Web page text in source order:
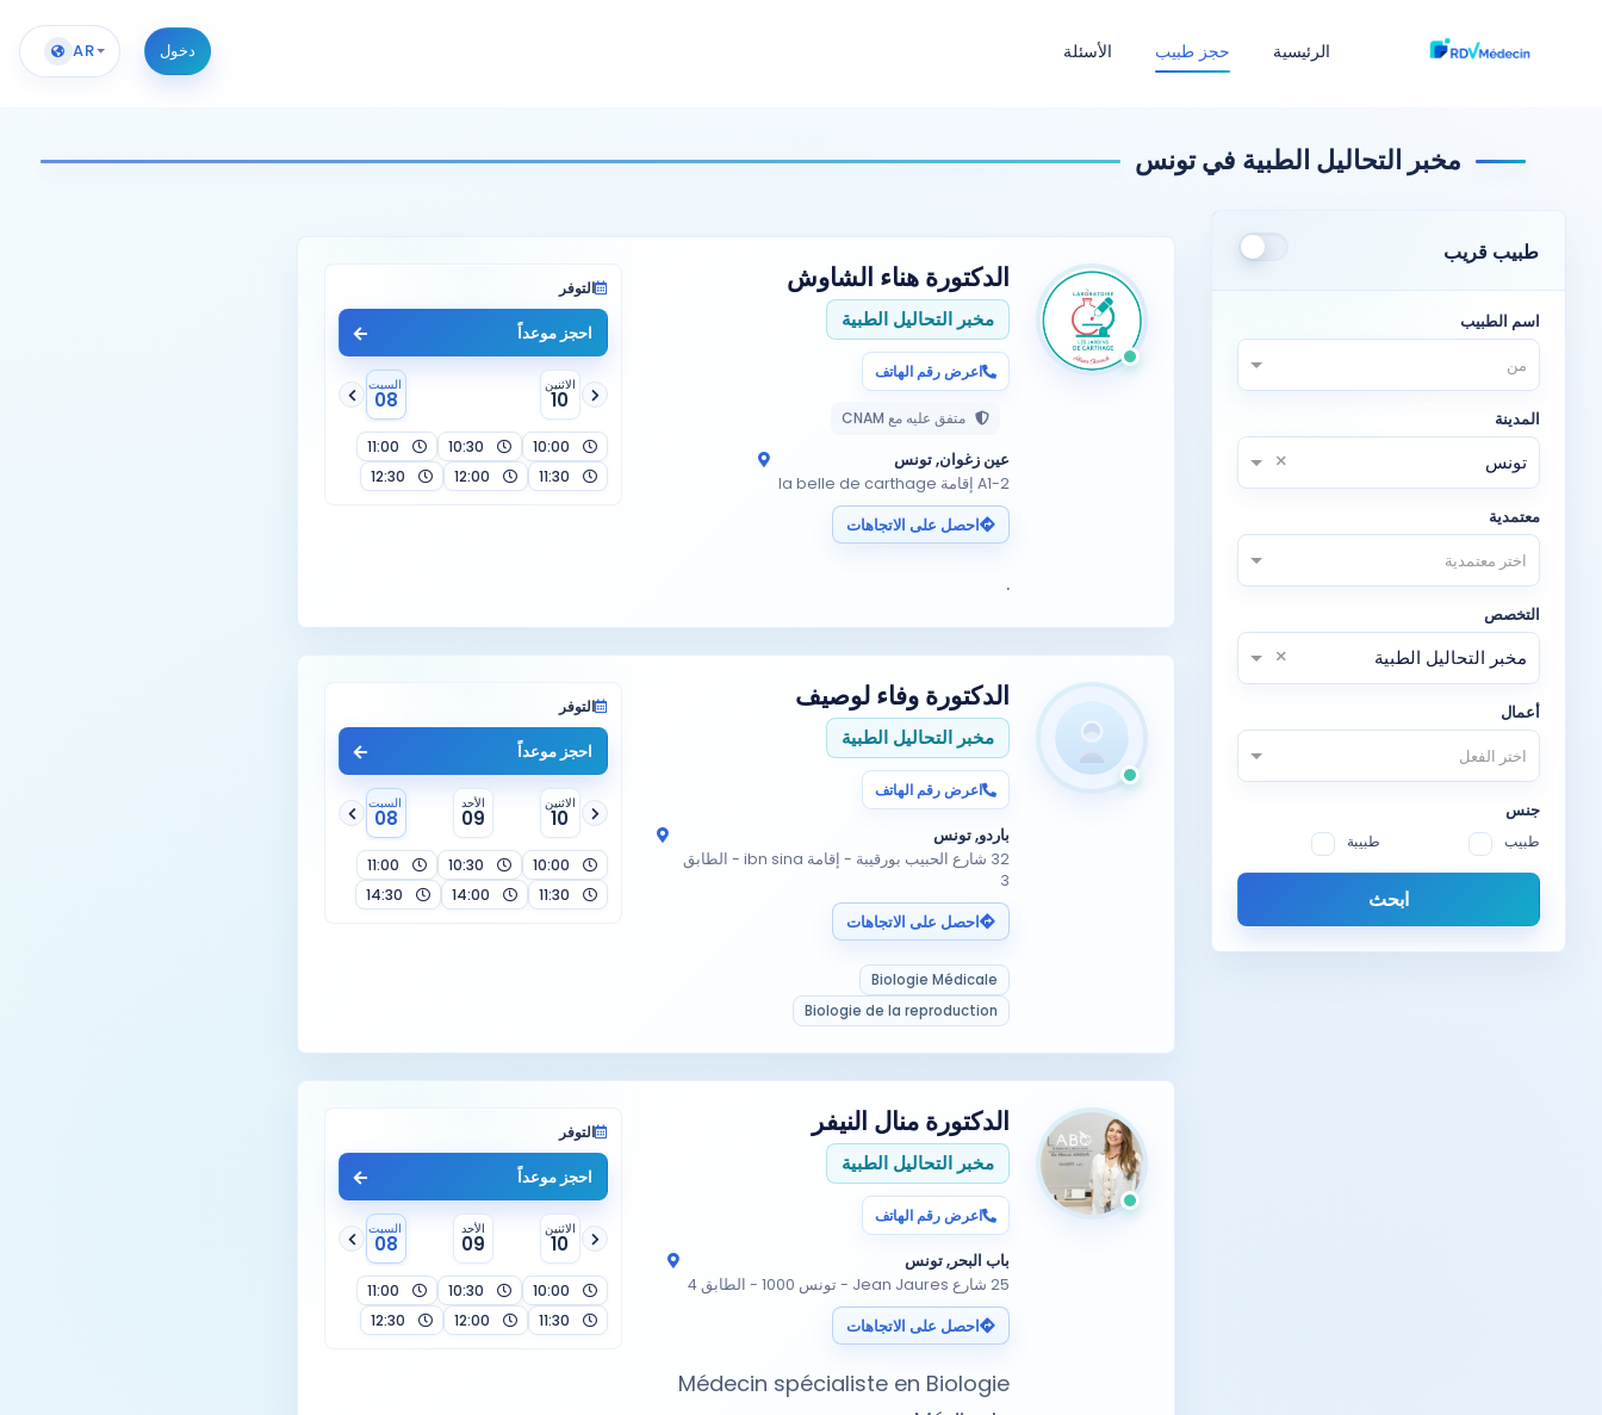
الرئيسية حجز طبيب الأسئلة دخول AR
مخبر التحاليل الطبية في تونس
طبيب قريب
اسم الطبيب
من
المدينة
تونس ×
معتمدية
اختر معتمدية
التخصص
مخبر التحاليل الطبية ×
أعمال
اختر الفعل
جنس
طبيب طبيبة
ابحث
الدكتورةهناء الشاوش
مخبر التحاليل الطبية
اعرض رقم الهاتف
متفق عليه مع CNAM
عين زغوان, تونس
A1-2 إقامة la belle de carthage
احصل على الاتجاهات
.
التوفر
احجز موعداً
الاثنين
10
السبت
08
الدكتورةوفاء لوصيف
مخبر التحاليل الطبية
اعرض رقم الهاتف
باردو, تونس
32 شارع الحبيب بورقيبة - إقامة ibn sina - الطابق
3
احصل على الاتجاهات
Biologie Médicale
Biologie de la reproduction
التوفر
احجز موعداً
الاثنين
10
الأحد
09
السبت
08
الدكتورةمنال النيفر
مخبر التحاليل الطبية
اعرض رقم الهاتف
باب البحر, تونس
25 شارع Jean Jaures - تونس 1000 - الطابق 4
احصل على الاتجاهات
Médecin spécialiste en Biologie
التوفر
احجز موعداً
الاثنين
10
الأحد
09
السبت
08